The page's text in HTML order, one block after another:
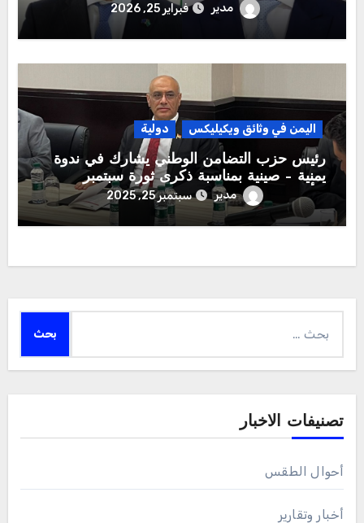
مدير فبراير 25, 2026
اليمن في وثائق ويكيليكس دولية
رئيس حزب التضامن الوطني يشارك في ندوة
يمنية – صينية بمناسبة ذكرى ثورة سبتمبر
وتأسيس الصينمدير سبتمبر 25, 2025
عن:
تصنيفات الاخبار
أحوال الطقس
أخبار وتقارير